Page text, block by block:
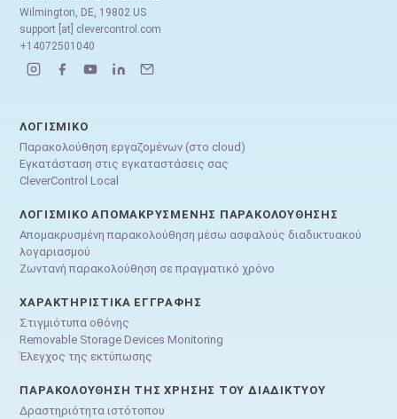
Wilmington, DE, 19802 US
support [at] clevercontrol.com
+14072501040
ΛΟΓΙΣΜΙΚΌ
Παρακολούθηση εργαζομένων (στο cloud)
Εγκατάσταση στις εγκαταστάσεις σας
CleverControl Local
ΛΟΓΙΣΜΙΚΌ ΑΠΟΜΑΚΡΥΣΜΈΝΗΣ ΠΑΡΑΚΟΛΟΎΘΗΣΗΣ
Απομακρυσμένη παρακολούθηση μέσω ασφαλούς διαδικτυακού
λογαριασμού
Ζωντανή παρακολούθηση σε πραγματικό χρόνο
ΧΑΡΑΚΤΗΡΙΣΤΙΚΆ ΕΓΓΡΑΦΉΣ
Στιγμιότυπα οθόνης
Removable Storage Devices Monitoring
Έλεγχος της εκτύπωσης
ΠΑΡΑΚΟΛΟΎΘΗΣΗ ΤΗΣ ΧΡΉΣΗΣ ΤΟΥ ΔΙΑΔΙΚΤΎΟΥ
Δραστηριότητα ιστότοπου